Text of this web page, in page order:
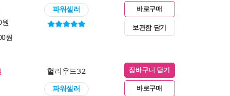
원
파워셀러 바로구매
보관함 담기
헐리우드32
파워셀러
장바구니 담기
바로구매